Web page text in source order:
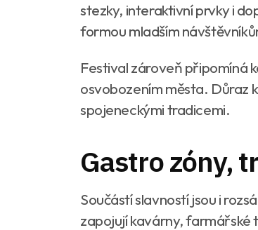
stezky, interaktivní prvky i
formou mladším
Festival zároveň připomíná
osvobozením města. Důraz
spojeneckými tradicemi.
Gastro zóny,
Součástí slavností jsou i
zapojují kavárny,